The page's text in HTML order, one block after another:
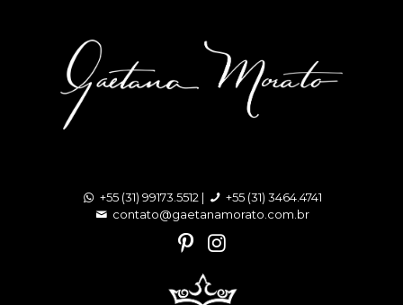
+55 (31) 99173.5512 |
+55 (31) 3464.4741
contato@gaetanamorato.com.br